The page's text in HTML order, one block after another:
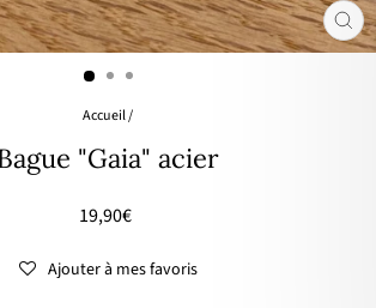
Accueil/
"Gaia" acier
Prix
19,90€
Ajouter à mes favoris